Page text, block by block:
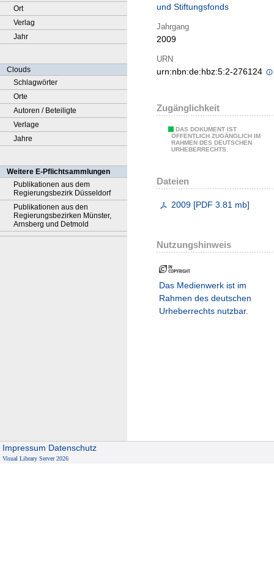
Ort
Verlag
Jahr
Clouds
Schlagwörter
Orte
Autoren / Beteiligte
Verlage
Jahre
Weitere E-Pflichtsammlungen
Publikationen aus dem
Regierungsbezirk Düsseldorf
Publikationen aus den
Regierungsbezirken Münster,
Arnsberg und Detmold
und Stiftungsfonds
Jahrgang
2009
URN
urn:nbn:de:hbz:5:2-276124
Zugänglichkeit
DAS DOKUMENT IST
ÖFFENTLICH ZUGÄNGLICH IM
RAHMEN DES DEUTSCHEN
URHEBERRECHTS.
Dateien
2009 [PDF 3.81 mb]
Nutzungshinweis
Das Medienwerk ist im
Rahmen des deutschen
Urheberrechts nutzbar.
Impressum Datenschutz
Visual Library Server 2026